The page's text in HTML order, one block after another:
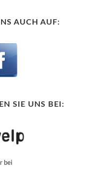
AUCH AUF:
SIE UNS BEI:
bei